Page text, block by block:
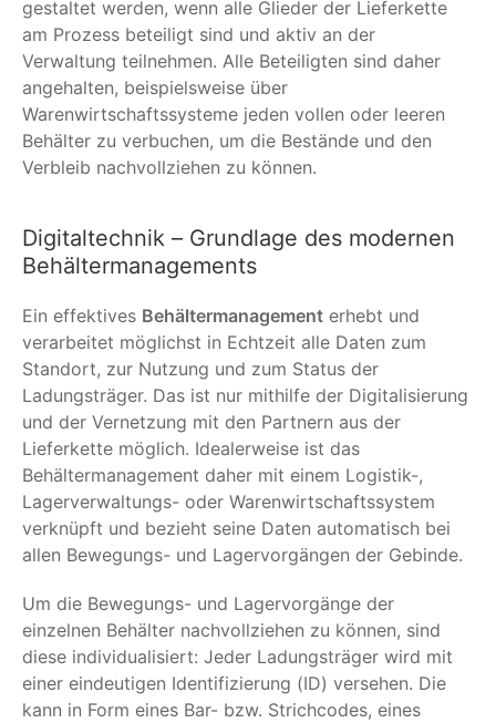
gestaltet werden, wenn alle Glieder der Lieferkette
am Prozess beteiligt sind und aktiv an der
Verwaltung teilnehmen. Alle Beteiligten sind daher
angehalten, beispielsweise über
Warenwirtschaftssysteme jeden vollen oder leeren
Behälter zu verbuchen, um die Bestände und den
Verbleib nachvollziehen zu können.
Digitaltechnik – Grundlage des modernen
Behältermanagements
Ein effektives Behältermanagement erhebt und
verarbeitet möglichst in Echtzeit alle Daten zum
Standort, zur Nutzung und zum Status der
Ladungsträger. Das ist nur mithilfe der Digitalisierung
und der Vernetzung mit den Partnern aus der
Lieferkette möglich. Idealerweise ist das
Behältermanagement daher mit einem Logistik-,
Lagerverwaltungs- oder Warenwirtschaftssystem
verknüpft und bezieht seine Daten automatisch bei
allen Bewegungs- und Lagervorgängen der Gebinde.
Um die Bewegungs- und Lagervorgänge der
einzelnen Behälter nachvollziehen zu können, sind
diese individualisiert: Jeder Ladungsträger wird mit
einer eindeutigen Identifizierung (ID) versehen. Die
kann in Form eines Bar- bzw. Strichcodes, eines